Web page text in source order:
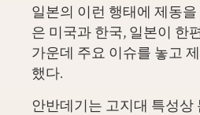
일본의 이런 행태에 제동
은 미국과 한국, 일본이 한
가운데 주요 이슈를 놓고
했다.
안반데기는 고지대 특성상